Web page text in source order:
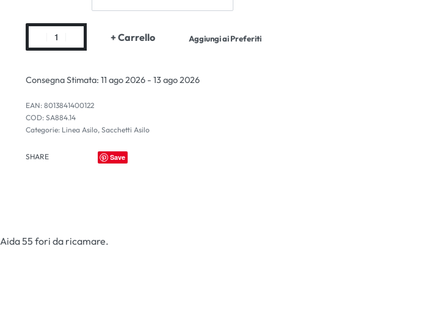
+ Carrello Aggiungi ai Preferiti
Consegna Stimata: 11 ago 2026 - 13 ago 2026
EAN:8013841400122
SA884.14
Categorie: Linea Asilo,Sacchetti Asilo
SHARE Save
55 fori da ricamare.